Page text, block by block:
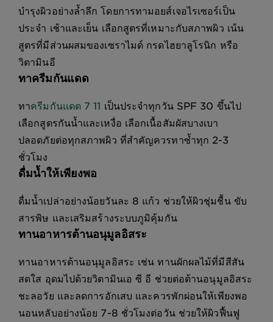
บำรุงผิวอย่างล้ำลึก โดยการทามอยส์เจอไรเซอร์เป็น
ประจำ เช้าและเย็น เลือกสูตรที่เหมาะกับสภาพผิว เน้น
สูตรที่มีส่วนผสมของเซราไมด์ กรดไฮยาลูโรนิก หรือ
วิตามินอี
ทาครีมกันแดด
ทาครีมกันแดด 7 11 เป็นประจำทุกวัน SPF 30 ขึ้นไป
เลือกสูตรกันน้ำและเหงื่อ เลือกเนื้อสัมผัสบางเบา
ปลอดภัยต่อทุกสภาพผิว ที่สำคัญควรทาซ้ำทุก 2-3
ชั่วโมง
ดื่มน้ำให้เพียงพอ
ดื่มน้ำเปล่าอย่างน้อยวันละ 8 แก้ว ช่วยให้ผิวชุ่มชื้น ขับ
สารพิษ และเสริมสร้างระบบภูมิคุ้มกัน
ทานอาหารต้านอนุมูลอิสระ
ทานอาหารต้านอนุมูลอิสระ เช่น ทานผักผลไม้ที่มีสีสัน
สดใส อุดมไปด้วยวิตามินเอ ซี อี ช่วยต่อต้านอนุมูลอิสระ
ชะลอวัย และลดการอักเสบ และควรพักผ่อนให้เพียงพอ
นอนหลับอย่างน้อย 7-8 ชั่วโมงต่อวัน ช่วยให้ผิวฟื้นฟู